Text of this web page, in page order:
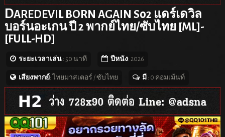
DAREDEVIL BORN AGAIN S02 แดร์เดวิล
บอร์นอะเกน ปี 2 พากย์ไทย/ซับไทย [ML]-
[FULL-HD]
ระยะเวลาเล่น: 50 นาที ปีหนัง: 2026
เสียงพากย์: ไทยมาสเตอร์ / ซับไทย มี : 0 คอมเม้นท์